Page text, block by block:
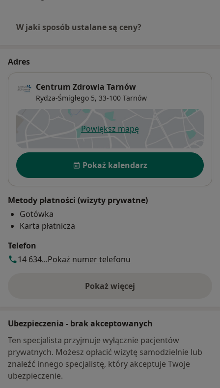
W jaki sposób ustalane są ceny?
Adres
Centrum Zdrowia Tarnów
Rydza-Śmigłego 5, 33-100 Tarnów
Powiększ mapęotwiera się w nowej karcie
Dostępność
Pokaż kalendarz
Metody płatności (wizyty prywatne)
Gotówka
Karta płatnicza
Telefon
14 634...Pokaż numer telefonu
Pokaż więcej
o adresie
Ubezpieczenia - brak akceptowanych
Ten specjalista przyjmuje wyłącznie pacjentów
prywatnych. Możesz opłacić wizytę samodzielnie lub
znaleźć innego specjalistę, który akceptuje Twoje
ubezpieczenie.